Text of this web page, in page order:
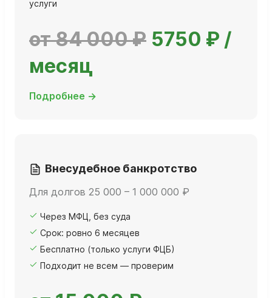
услуги
от 84 000 ₽ 5750 ₽ /
месяц
Подробнее →
Внесудебное банкротство
Для долгов 25 000 – 1 000 000 ₽
Через МФЦ, без суда
Срок: ровно 6 месяцев
Бесплатно (только услуги ФЦБ)
Подходит не всем — проверим